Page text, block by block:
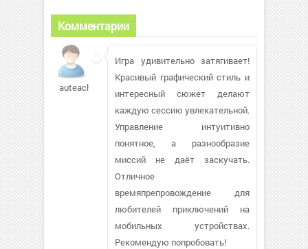
Комментарии
auteacher
Игра удивительно затягивает!
Красивый графический стиль и
интересный сюжет делают
каждую сессию увлекательной.
Управление интуитивно
понятное, а разнообразие
миссий не даёт заскучать.
Отличное
времяпрепровождение для
любителей приключений на
мобильных устройствах.
Рекомендую попробовать!